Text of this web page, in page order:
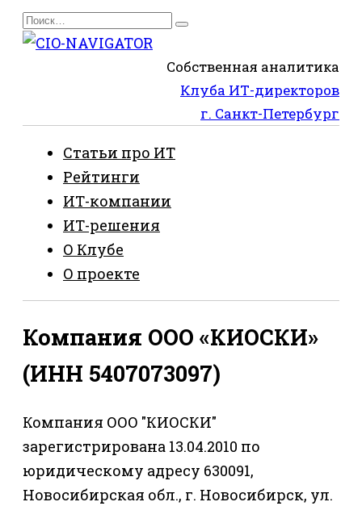
Перейти
к
Search
for:
Собственная аналитика
Клуба ИТ-директоров
г. Санкт-Петербург
Статьи про ИТ
Рейтинги
ИТ-компании
ИТ-решения
О Клубе
О проекте
Компания ООО «КИОСКИ»
(ИНН 5407073097)
Компания ООО "КИОСКИ"
зарегистрирована 13.04.2010 по
юридическому адресу 630091,
Новосибирская обл., г. Новосибирск, ул.